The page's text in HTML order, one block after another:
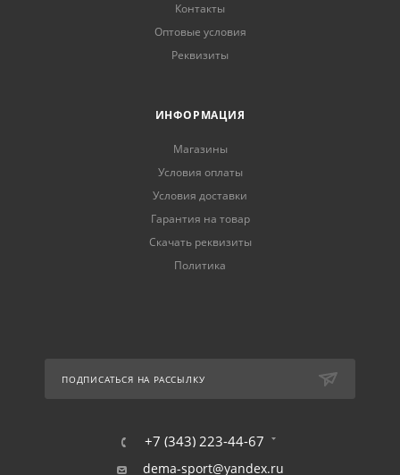
Контакты
Оптовые условия
Реквизиты
ИНФОРМАЦИЯ
Магазины
Условия оплаты
Условия доставки
Гарантия на товар
Скачать реквизиты
Политика
ПОДПИСАТЬСЯ НА РАССЫЛКУ
+7 (343) 223-44-67
dema-sport@yandex.ru